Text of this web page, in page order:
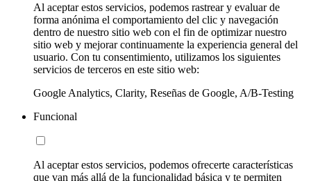
Al aceptar estos servicios, podemos rastrear y evaluar de
forma anónima el comportamiento del clic y navegación
dentro de nuestro sitio web con el fin de optimizar nuestro
sitio web y mejorar continuamente la experiencia general del
usuario. Con tu consentimiento, utilizamos los siguientes
servicios de terceros en este sitio web:
Google Analytics, Clarity, Reseñas de Google, A/B-Testing
Funcional
Al aceptar estos servicios, podemos ofrecerte características
que van más allá de la funcionalidad básica y te permiten